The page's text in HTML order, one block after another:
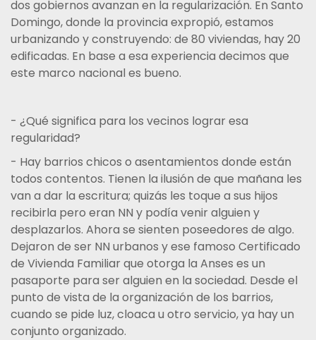
dos gobiernos avanzan en la regularización. En Santo
Domingo, donde la provincia expropió, estamos
urbanizando y construyendo: de 80 viviendas, hay 20
edificadas. En base a esa experiencia decimos que
este marco nacional es bueno.
- ¿Qué significa para los vecinos lograr esa
regularidad?
- Hay barrios chicos o asentamientos donde están
todos contentos. Tienen la ilusión de que mañana les
van a dar la escritura; quizás les toque a sus hijos
recibirla pero eran NN y podía venir alguien y
desplazarlos. Ahora se sienten poseedores de algo.
Dejaron de ser NN urbanos y ese famoso Certificado
de Vivienda Familiar que otorga la Anses es un
pasaporte para ser alguien en la sociedad. Desde el
punto de vista de la organización de los barrios,
cuando se pide luz, cloaca u otro servicio, ya hay un
conjunto organizado.